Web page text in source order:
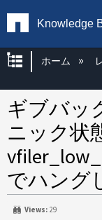
Knowledge
グローバ
ホーム
ギブバッ
ニック状
でハング
Views: 29